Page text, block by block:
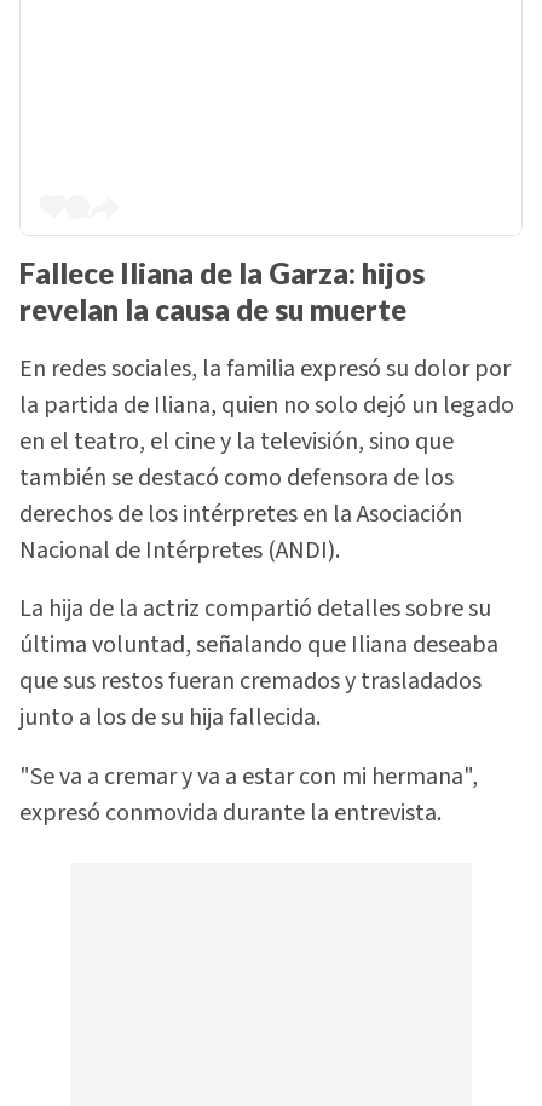
Fallece Iliana de la Garza: hijos
revelan la causa de su muerte
En redes sociales, la familia expresó su dolor por
la partida de Iliana, quien no solo dejó un legado
en el teatro, el cine y la televisión, sino que
también se destacó como defensora de los
derechos de los intérpretes en la Asociación
Nacional de Intérpretes (ANDI).
La hija de la actriz compartió detalles sobre su
última voluntad, señalando que Iliana deseaba
que sus restos fueran cremados y trasladados
junto a los de su hija fallecida.
"Se va a cremar y va a estar con mi hermana",
expresó conmovida durante la entrevista.